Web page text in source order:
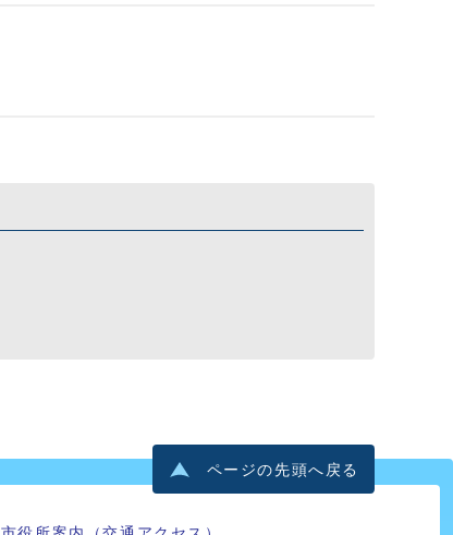
ページの先頭へ戻る